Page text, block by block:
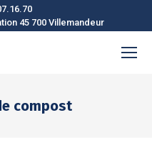
45 700 Villemandeur
compost